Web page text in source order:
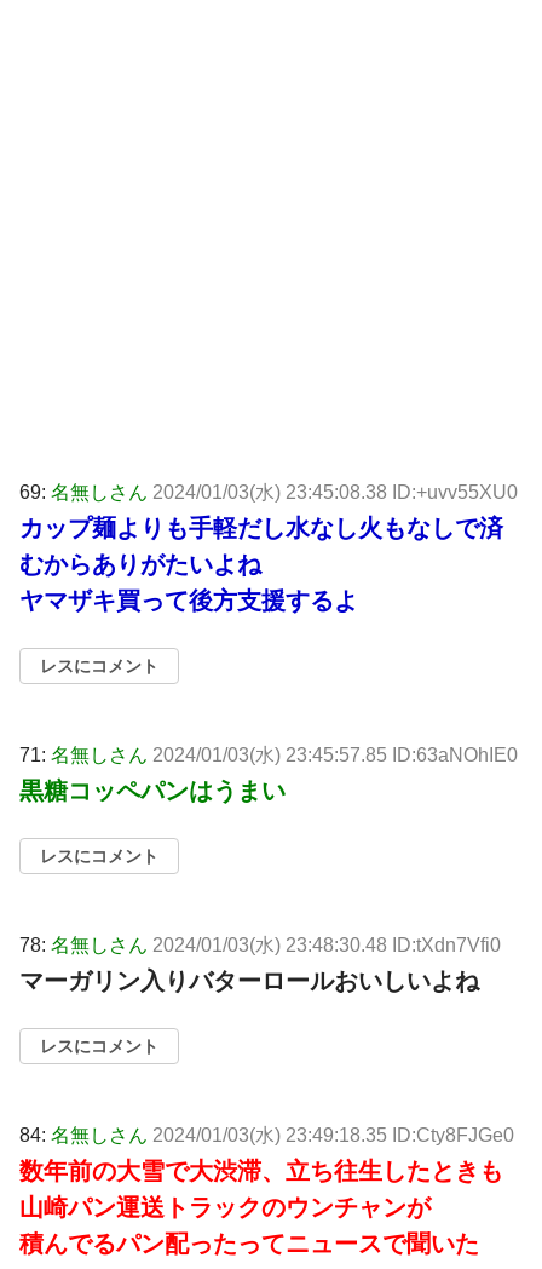
69: 名無しさん 2024/01/03(水) 23:45:08.38 ID:+uvv55XU0
カップ麺よりも手軽だし水なし火もなしで済
むからありがたいよね
ヤマザキ買って後方支援するよ
レスにコメント
71: 名無しさん 2024/01/03(水) 23:45:57.85 ID:63aNOhIE0
黒糖コッペパンはうまい
レスにコメント
78: 名無しさん 2024/01/03(水) 23:48:30.48 ID:tXdn7Vfi0
マーガリン入りバターロールおいしいよね
レスにコメント
84: 名無しさん 2024/01/03(水) 23:49:18.35 ID:Cty8FJGe0
数年前の大雪で大渋滞、立ち往生したときも
山崎パン運送トラックのウンチャンが
積んでるパン配ったってニュースで聞いた